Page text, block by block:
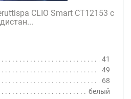
CLIO Smart CT12153 с
дистан...
41
49
68
белый